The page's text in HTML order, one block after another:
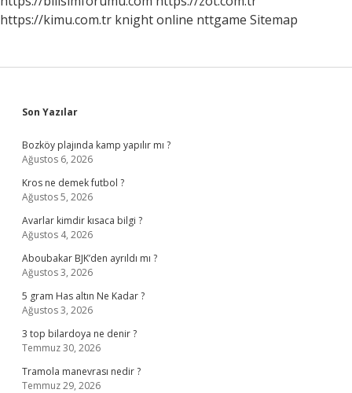
https://kimu.com.tr knight online nttgame Sitemap
Sidebar
Son Yazılar
Bozköy plajında kamp yapılır mı ?
Ağustos 6, 2026
Kros ne demek futbol ?
Ağustos 5, 2026
Avarlar kimdir kısaca bilgi ?
Ağustos 4, 2026
Aboubakar BJK’den ayrıldı mı ?
Ağustos 3, 2026
5 gram Has altın Ne Kadar ?
Ağustos 3, 2026
3 top bilardoya ne denir ?
Temmuz 30, 2026
Tramola manevrası nedir ?
Temmuz 29, 2026